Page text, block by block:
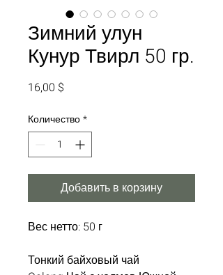
Зимний улун
Кунур Твирл 50 гр.
16,00 $
Количество*
Добавить в корзину
Вес нетто: 50 г
Тонкий байховый чай